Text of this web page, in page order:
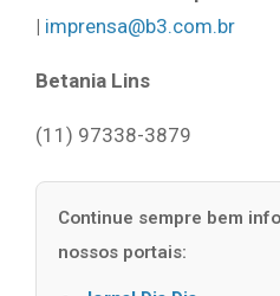
| imprensa@b3.com.br
Betania Lins
(11) 97338-3879
Continue sempre bem
nossos portais: